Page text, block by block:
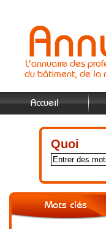
L'annuaire des
du bâtiment, de la
Accueil
Quoi
Mots clés